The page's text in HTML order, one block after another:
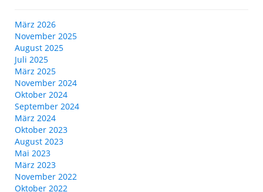
März 2026
November 2025
August 2025
Juli 2025
März 2025
November 2024
Oktober 2024
September 2024
März 2024
Oktober 2023
August 2023
Mai 2023
März 2023
November 2022
Oktober 2022